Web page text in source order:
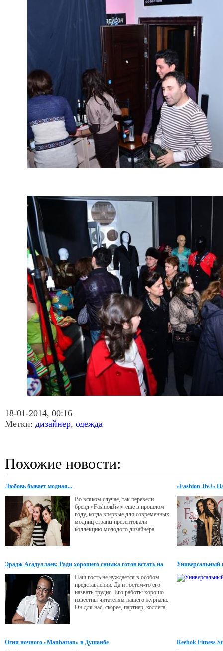
18-01-2014, 00:16
Метки: дизайнер, одежда
Похожие новости:
Любовь бывает модная...
Во всяком случае, так перевели
бренд «FashionJivj» еще в прошлом
году, когда впервые для современных
модниц страны презентовали
коллекцию молодого дизайнера
«золотой оправе».
«Fashion JivJ»
Эрадж Асадуллаев: Ради хорошего снимка готов встать на
Наш гость не нуждается в особом
представлении. Да и гостем-то его
назвать трудно. Его работы хорошо
известны читателям нашего журнала.
Он для нас, скорее, партнер, коллега,
Универсальный
Огни ночного «Manhattan» в Душанбе
Reebok Fitness